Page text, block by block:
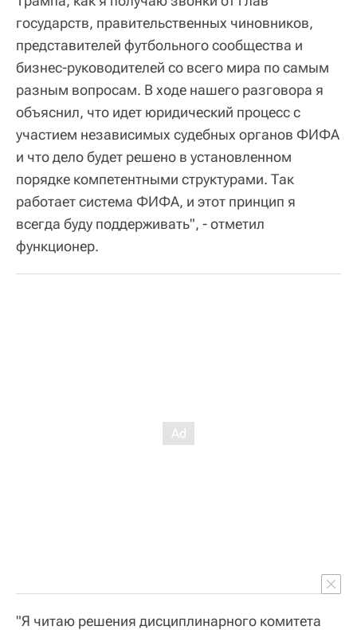
государств, правительственных чиновников,
представителей футбольного сообщества и
бизнес-руководителей со всего мира по самым
разным вопросам. В ходе нашего разговора я
объяснил, что идет юридический процесс с
участием независимых судебных органов ФИФА
и что дело будет решено в установленном
порядке компетентными структурами. Так
работает система ФИФА, и этот принцип я
всегда буду поддерживать", - отметил
функционер.
"Я читаю решения дисциплинарного комитета